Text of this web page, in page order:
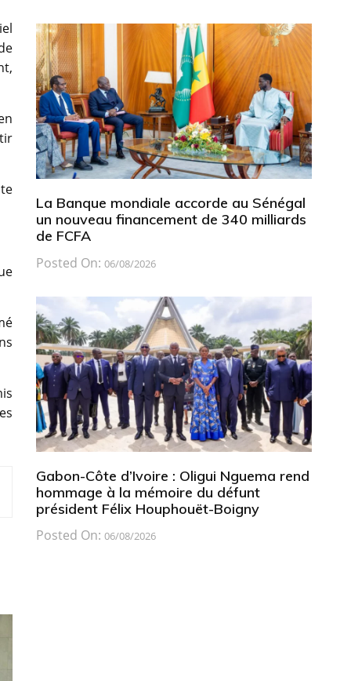
La Banque mondiale accorde au Sénégal
un nouveau financement de 340 milliards
de FCFA
Posted On: 06/08/2026
Gabon-Côte d’Ivoire : Oligui Nguema rend
hommage à la mémoire du défunt
président Félix Houphouët-Boigny
Posted On: 06/08/2026